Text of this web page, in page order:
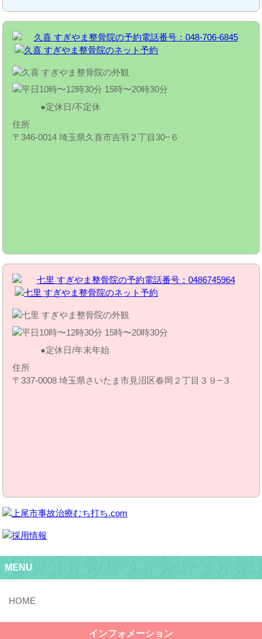
定休日/不定休
住所
〒346-0014 埼玉県久喜市吉羽２丁目30−６
定休日/年末年始
住所
〒337-0008 埼玉県さいたま市見沼区春岡２丁目３９−３
MENU
インフォメーション